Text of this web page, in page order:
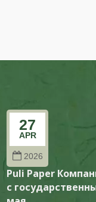
27
APR
2026
Puli Paper
с